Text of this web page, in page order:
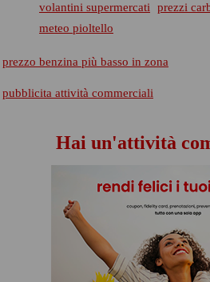
volantini supermercati prezzi
meteo pioltello
prezzo benzina più basso in zona
pubblicita attività commerciali
Hai un'attività